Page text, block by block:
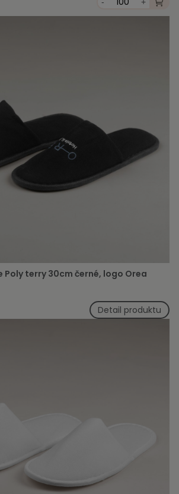
terry 30cm černé, logo Orea
Detail produktu